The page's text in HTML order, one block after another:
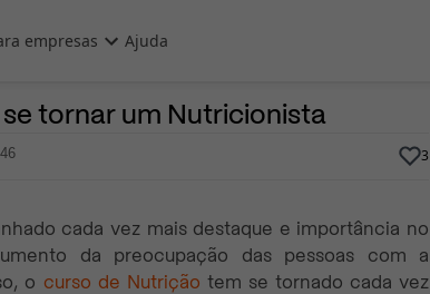
empresas Ajuda
tornar um Nutricionista
3
cada vez mais destaque e importância no
da preocupação das pessoas com a
o curso de Nutrição tem se tornado cada vez